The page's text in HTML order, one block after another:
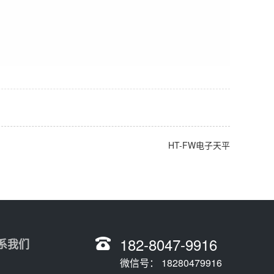
HT-FW电子天平
我们 182-8047-9916
微信号： 18280479916